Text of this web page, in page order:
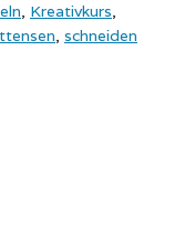
, Kreativkurs,
, schneiden